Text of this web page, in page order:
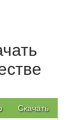
Скачать